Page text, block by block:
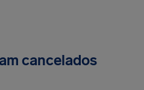
cancelados